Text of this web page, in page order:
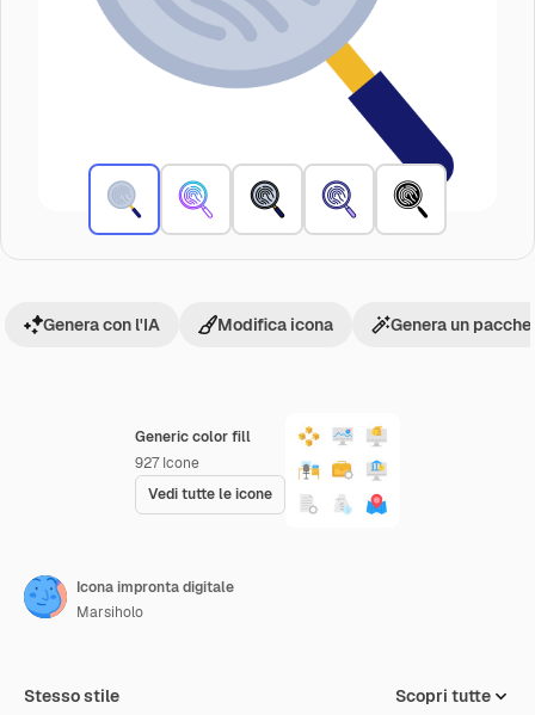
Generic color fill
927 Icone
Vedi tutte le icone
Genera con l'IA Modifica icona Genera un
Icona impronta digitale
Marsiholo
Stesso stile Scopri tutte